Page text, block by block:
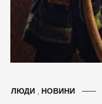
ЛЮДИ НОВИНИ